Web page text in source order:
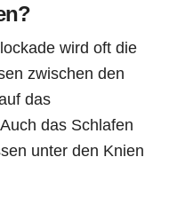
wird oft die
zwischen den
das
das Schlafen
unter den Knien